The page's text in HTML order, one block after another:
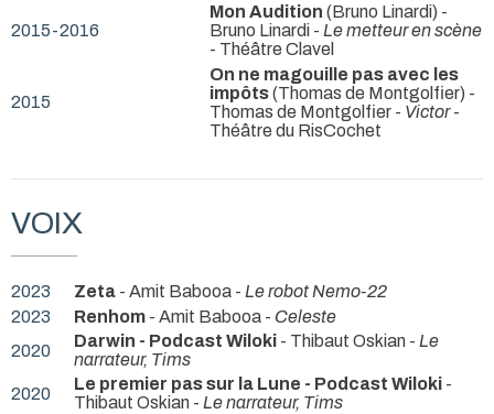
2015-2016
Mon Audition (Bruno Linardi) -
Bruno Linardi - Le metteur en scène
- Théâtre Clavel
2015
On ne magouille pas avec les
impôts(Thomas de Montgolfier) -
Thomas de Montgolfier - Victor-
Théâtre du RisCochet
VOIX
2023 Zeta - Amit Babooa - Le robot Nemo-22
2023
Renhom - Amit Babooa - Celeste
2020
Darwin - Podcast Wiloki - Thibaut Oskian - Le
narrateur, Tims
2020
Le premier pas sur la Lune - Podcast Wiloki -
Thibaut Oskian - Le narrateur, Tims